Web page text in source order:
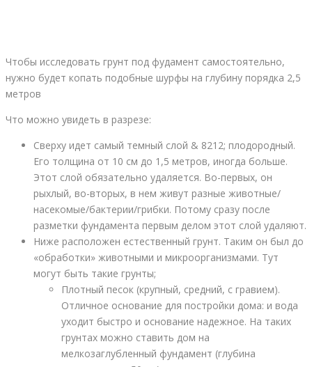
Чтобы исследовать грунт под фудамент самостоятельно,
нужно будет копать подобные шурфы на глубину порядка 2,5
метров
Что можно увидеть в разрезе:
Сверху идет самый темный слой & 8212; плодородный.
Его толщина от 10 см до 1,5 метров, иногда больше.
Этот слой обязательно удаляется. Во-первых, он
рыхлый, во-вторых, в нем живут разные животные/
насекомые/бактерии/грибки. Потому сразу после
разметки фундамента первым делом этот слой удаляют.
Ниже расположен естественный грунт. Таким он был до
«обработки» животными и микроорганизмами. Тут
могут быть такие грунты;
Плотный песок (крупный, средний, с гравием).
Отличное основание для постройки дома: и вода
уходит быстро и основание надежное. На таких
грунтах можно ставить дом на
мелкозаглубленный фундамент (глубина